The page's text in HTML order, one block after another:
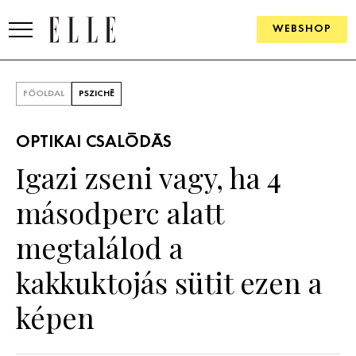
WEBSHOP
SZÉPSÉG
PSZICHÉ
ÉLETMÓD
FŐOLDAL PSZICHÉ
OPTIKAI CSALÓDÁS
Igazi zseni vagy, ha 4
másodperc alatt
megtalálod a
kakkuktojás sütit ezen a
képen